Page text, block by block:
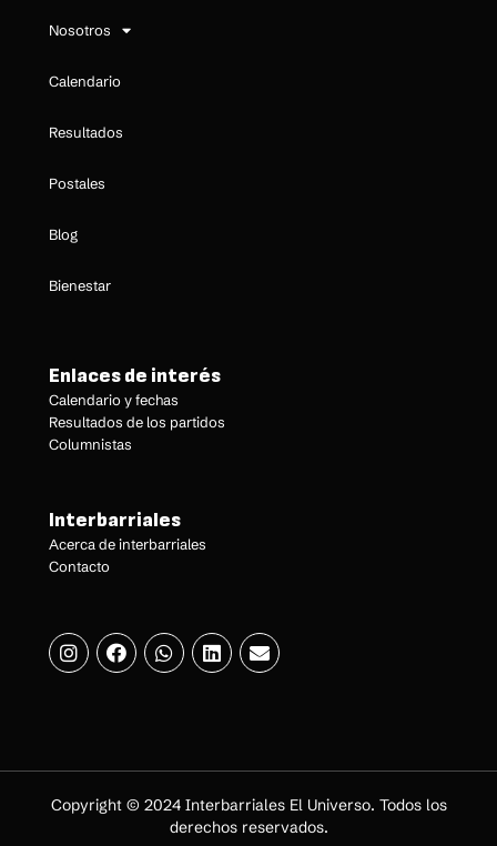
Nosotros
Calendario
Resultados
Postales
Blog
Bienestar
Enlaces de interés
Calendario y fechas
Resultados de los partidos
Columnistas
Interbarriales
Acerca de interbarriales
Contacto
Copyright © 2024 Interbarriales El Universo. Todos los
derechos reservados.